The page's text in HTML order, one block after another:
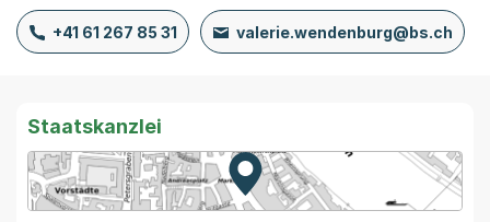
+41 61 267 85 31 valerie.wendenburg@bs.ch
Staatskanzlei
Zur Karte von MapBS.
Externer Link, wird in einem